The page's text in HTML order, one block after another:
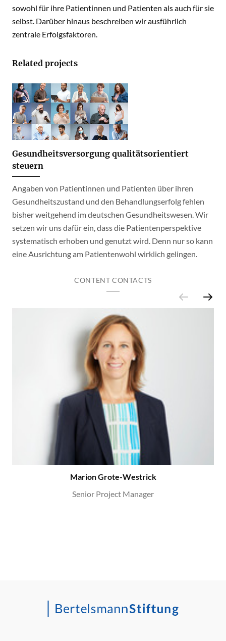
sowohl für ihre Patientinnen und Patienten als auch für sie
selbst. Darüber hinaus beschreiben wir ausführlich
zentrale Erfolgsfaktoren.
Related projects
Gesundheitsversorgung qualitätsorientiert
steuern
Angaben von Patientinnen und Patienten über ihren
Gesundheitszustand und den Behandlungserfolg fehlen
bisher weitgehend im deutschen Gesundheitswesen. Wir
setzen wir uns dafür ein, dass die Patientenperspektive
systematisch erhoben und genutzt wird. Denn nur so kann
eine Ausrichtung am Patientenwohl wirklich gelingen.
CONTENT CONTACTS
Marion Grote-Westrick
Senior Project Manager